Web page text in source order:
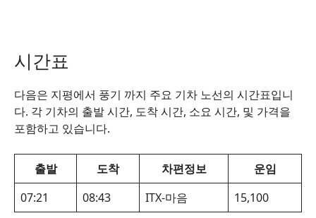
시간표
다음은 지평에서 풍기 까지 주요 기차 노선의 시간표입니
다. 각 기차의 출발 시간, 도착 시간, 소요 시간, 및 가격을
포함하고 있습니다.
출발 도착 차편정보
운임
07:21
08:43 ITX-마음 15,100